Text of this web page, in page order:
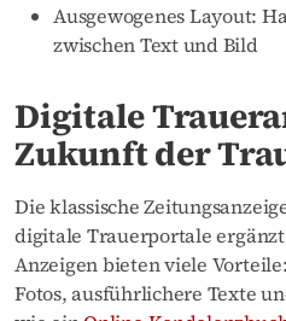
Ausgewogenes Layout:
zwischen Text und Bild
Digitale
Zukunft der
Die klassische
digitale Trauerportale
Anzeigen bieten viele
Fotos, ausführlichere Texte